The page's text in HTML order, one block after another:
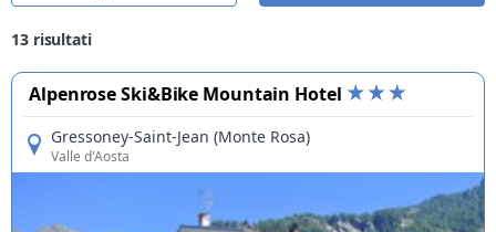
13risultati
Alpenrose Ski&Bike Mountain Hotel
Gressoney-Saint-Jean (Monte Rosa)
Valle d'Aosta
Offerte